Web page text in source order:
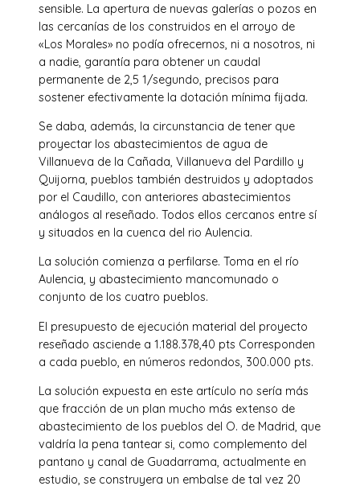
sensible. La apertura de nuevas galerías o pozos en
las cercanías de los construidos en el arroyo de
«Los Morales» no podía ofrecernos, ni a nosotros, ni
a nadie, garantía para obtener un caudal
permanente de 2,5 1/segundo, precisos para
sostener efectivamente la dotación mínima fijada.
Se daba, además, la circunstancia de tener que
proyectar los abastecimientos de agua de
Villanueva de la Cañada, Villanueva del Pardillo y
Quijorna, pueblos también destruidos y adoptados
por el Caudillo, con anteriores abastecimientos
análogos al reseñado. Todos ellos cercanos entre sí
y situados en la cuenca del rio Aulencia.
La solución comienza a perfilarse. Toma en el río
Aulencia, y abastecimiento mancomunado o
conjunto de los cuatro pueblos.
El presupuesto de ejecución material del proyecto
reseñado asciende a 1.188.378,40 pts Corresponden
a cada pueblo, en números redondos, 300.000 pts.
La solución expuesta en este artículo no sería más
que fracción de un plan mucho más extenso de
abastecimiento de los pueblos del O. de Madrid, que
valdría la pena tantear si, como complemento del
pantano y canal de Guadarrama, actualmente en
estudio, se construyera un embalse de tal vez 20